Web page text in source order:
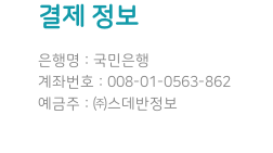
결제 정보
은행명 : 국민은행
계좌번호 : 008-01-0563-862
예금주 : ㈜스데반정보